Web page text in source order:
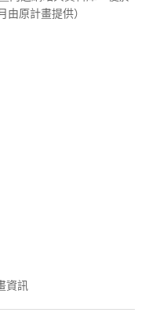
原計畫提供）
資訊